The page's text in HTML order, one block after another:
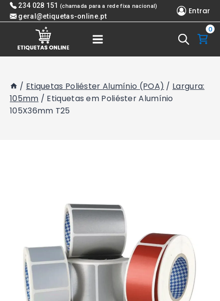
Skip 234 028 151 (chamada para a rede fixa nacional)
geral@etiquetas-online.pt
Entrar
0
/ Etiquetas Poliéster Alumínio (POA) / Largura:
105mm / Etiquetas em Poliéster Alumínio
105X36mm T25